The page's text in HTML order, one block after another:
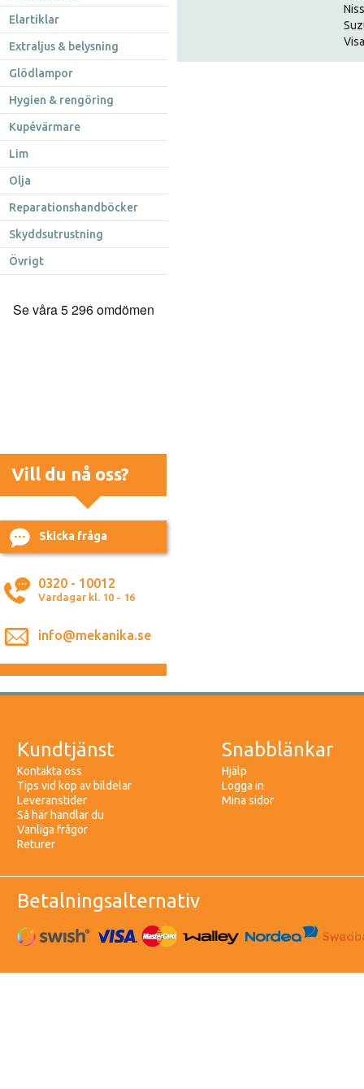
Elartiklar
Extraljus & belysning
Glödlampor
Hygien & rengöring
Kupévärmare
Lim
Olja
Reparationshandböcker
Skyddsutrustning
Övrigt
Vill du nå oss?
Skicka fråga
0320 - 10012
Vardagar kl. 10 - 16
info@mekanika.se
Kundtjänst
Kontakta oss
Tips vid köp av bildelar
Leveranstider
Så här handlar du
Vanliga frågor
Returer
Snabblänkar
Hjälp
Logga in
Mina sidor
Betalningsalternativ